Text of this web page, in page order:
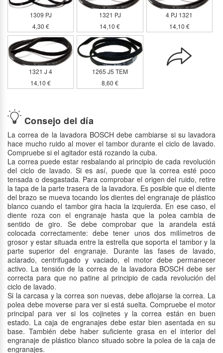
Consejo del día
La correa de la lavadora BOSCH debe cambiarse si su lavadora
hace mucho ruido al mover el tambor durante el ciclo de lavado.
Compruebe si el agitador está rozando la cuba.
La correa puede estar resbalando al principio de cada revolución
del ciclo de lavado. Si es así, puede que la correa esté poco
tensada o desgastada. Para comprobar el origen del ruido, retire
la tapa de la parte trasera de la lavadora. Es posible que el diente
del brazo se mueva tocando los dientes del engranaje de plástico
blanco cuando el tambor gira hacia la izquierda. En ese caso, el
diente roza con el engranaje hasta que la polea cambia de
sentido de giro. Se debe comprobar que la arandela está
colocada correctamente: debe tener unos dos milímetros de
grosor y estar situada entre la estrella que soporta el tambor y la
parte superior del engranaje. Durante las fases de lavado,
aclarado, centrifugado y vaciado, el motor debe permanecer
activo. La tensión de la correa de la lavadora BOSCH debe ser
correcta para que no patine al principio de cada revolución del
ciclo de lavado.
Si la carcasa y la correa son nuevas, debe aflojarse la correa. La
polea debe moverse para ver si está suelta. Compruebe el motor
principal para ver si los cojinetes y la correa están en buen
estado. La caja de engranajes debe estar bien asentada en su
base. También debe haber suficiente grasa en el interior del
engranaje de plástico blanco situado sobre la polea de la caja de
engranajes.
1309 PJ
4,30 €
1321 PJ
14,10 €
4 PJ 1321
14,10 €
1321 J 4
14,10 €
1265 J5 TEM
8,60 €